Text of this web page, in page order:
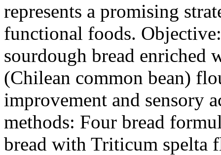
represents a promising
functional foods.
sourdough bread enriched
(Chilean common bean)
improvement and sensory
methods: Four bread
bread with Triticum spelta